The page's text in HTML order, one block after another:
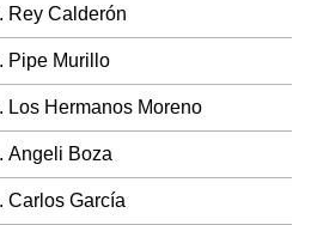
Rey Calderón
Pipe Murillo
Los Hermanos Moreno
Angeli Boza
Carlos García